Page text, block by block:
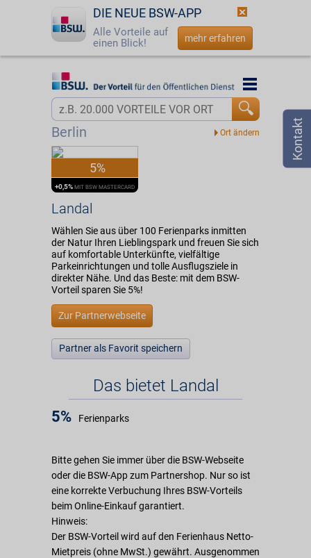
DIE NEUE BSW-APP
Alle Vorteile auf
einen Blick!
mehr erfahren
Startseite
Login
☎ 0800 - 279 25 82
Berlin
Startseite
Landal
5%
+0,5% MIT BSW MASTERCARD
Landal
Wählen Sie aus über 100 Ferienparks inmitten
der Natur Ihren Lieblingspark und freuen Sie sich
auf komfortable Unterkünfte, vielfältige
Parkeinrichtungen und tolle Ausflugsziele in
direkter Nähe. Und das Beste: mit dem BSW-
Vorteil sparen Sie 5%!
Zur Partnerwebseite
Partner als Favorit speichern
Das bietet Landal
5% Ferienparks
Bitte gehen Sie immer über die BSW-Webseite
oder die BSW-App zum Partnershop. Nur so ist
eine korrekte Verbuchung Ihres BSW-Vorteils
beim Online-Einkauf garantiert.
Hinweis:
Der BSW-Vorteil wird auf den Ferienhaus Netto-
Mietpreis (ohne MwSt.) gewährt. Ausgenommen